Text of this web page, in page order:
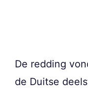
De redding
de Duitse